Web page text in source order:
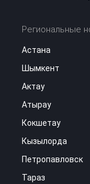
Региональные
Астана
Шымкент
Актау
Атырау
Кокшетау
Кызылорда
Петропавловск
Тараз